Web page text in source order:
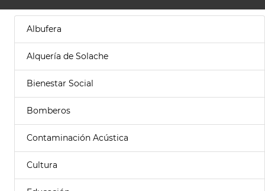
Albufera
Alquería de Solache
Bienestar Social
Bomberos
Contaminación Acústica
Cultura